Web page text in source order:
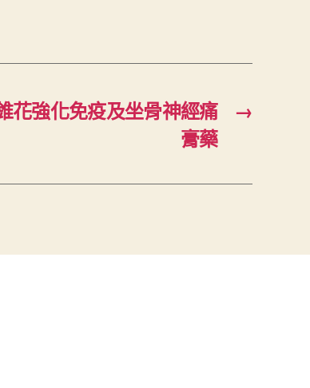
→
花強化免疫及坐骨神經痛
膏藥